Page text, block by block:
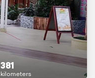
381
kilometers